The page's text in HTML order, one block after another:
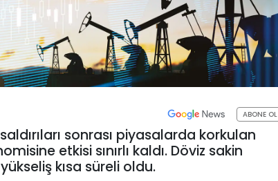
ABONE OL
sonrası piyasalarda korkulan
etkisi sınırlı kaldı. Döviz sakin
kısa süreli oldu.